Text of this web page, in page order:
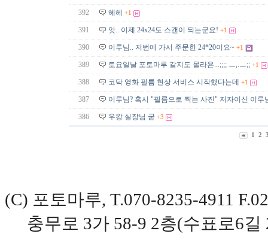
392 헤헤 +1
391 앗...이제 24x24도 스캔이 되는군요! +1
390 이루님.. 저번에 가서 주문한 24*20이요~ +1
389 토요일날 포토마루 갈지도 몰라욘...;;;; ㅡ,.ㅡ;; +1
388 코닥 영화 필름 현상 서비스 시작했다는데 +1
387 이루님? 혹시 "필름으로 찍는 사진" 저자이신 이루
386 우왕 실장님 굳 +3
1 2
(C) 포토마루, T.070-8235-4911
충무로 3가 58-9 2층(수표로6